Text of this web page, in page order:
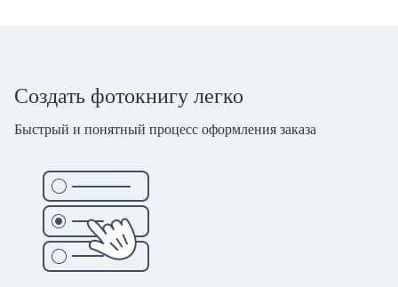
Создать фотокнигу легко
Быстрый и понятный процесс оформления заказа